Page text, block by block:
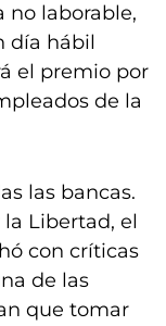
no laborable,
día hábil
el premio por
de la
las bancas.
Libertad, el
con críticas
de las
que tomar